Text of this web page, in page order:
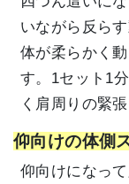
いながら反ら
体が柔らかく
す。1セット1
く肩周りの緊
仰向けの体側
仰向けになっ